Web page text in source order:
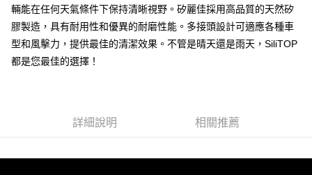
全盈+PAY
ATM付款
運送方式
輛能在任何天氣條件下保持清晰視野。矽麗佳採用高品質的天然矽
膠製造，具有耐用性和優異的耐磨性能。多接頭設計可適應各種車
型和風擊力，提供最佳的清潔效果。不管是晴天還是雨天，SiliTOP
都是您最佳的選擇！
詳細說明 相關推薦